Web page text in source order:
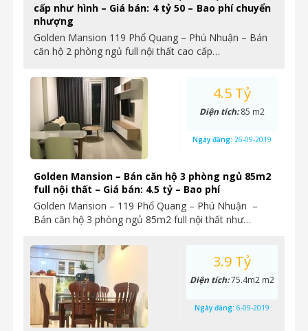
cấp như hình – Giá bán: 4 tỷ 50 – Bao phí chuyển
nhượng
Golden Mansion 119 Phổ Quang – Phú Nhuận – Bán
căn hộ 2 phòng ngủ full nội thất cao cấp…
Golden Mansion – Bán căn hộ 3 phòng ngủ 85m2
full nội thất – Giá bán: 4.5 tỷ – Bao phí
Golden Mansion – 119 Phổ Quang – Phú Nhuận –
Bán căn hộ 3 phòng ngủ 85m2 full nội thất như…
4.5 Tỷ
Diện tích:85 m2
Ngày đăng: 26-09-2019
3.9 Tỷ
Diện tích:75.4m2 m2
Ngày đăng: 6-09-2019